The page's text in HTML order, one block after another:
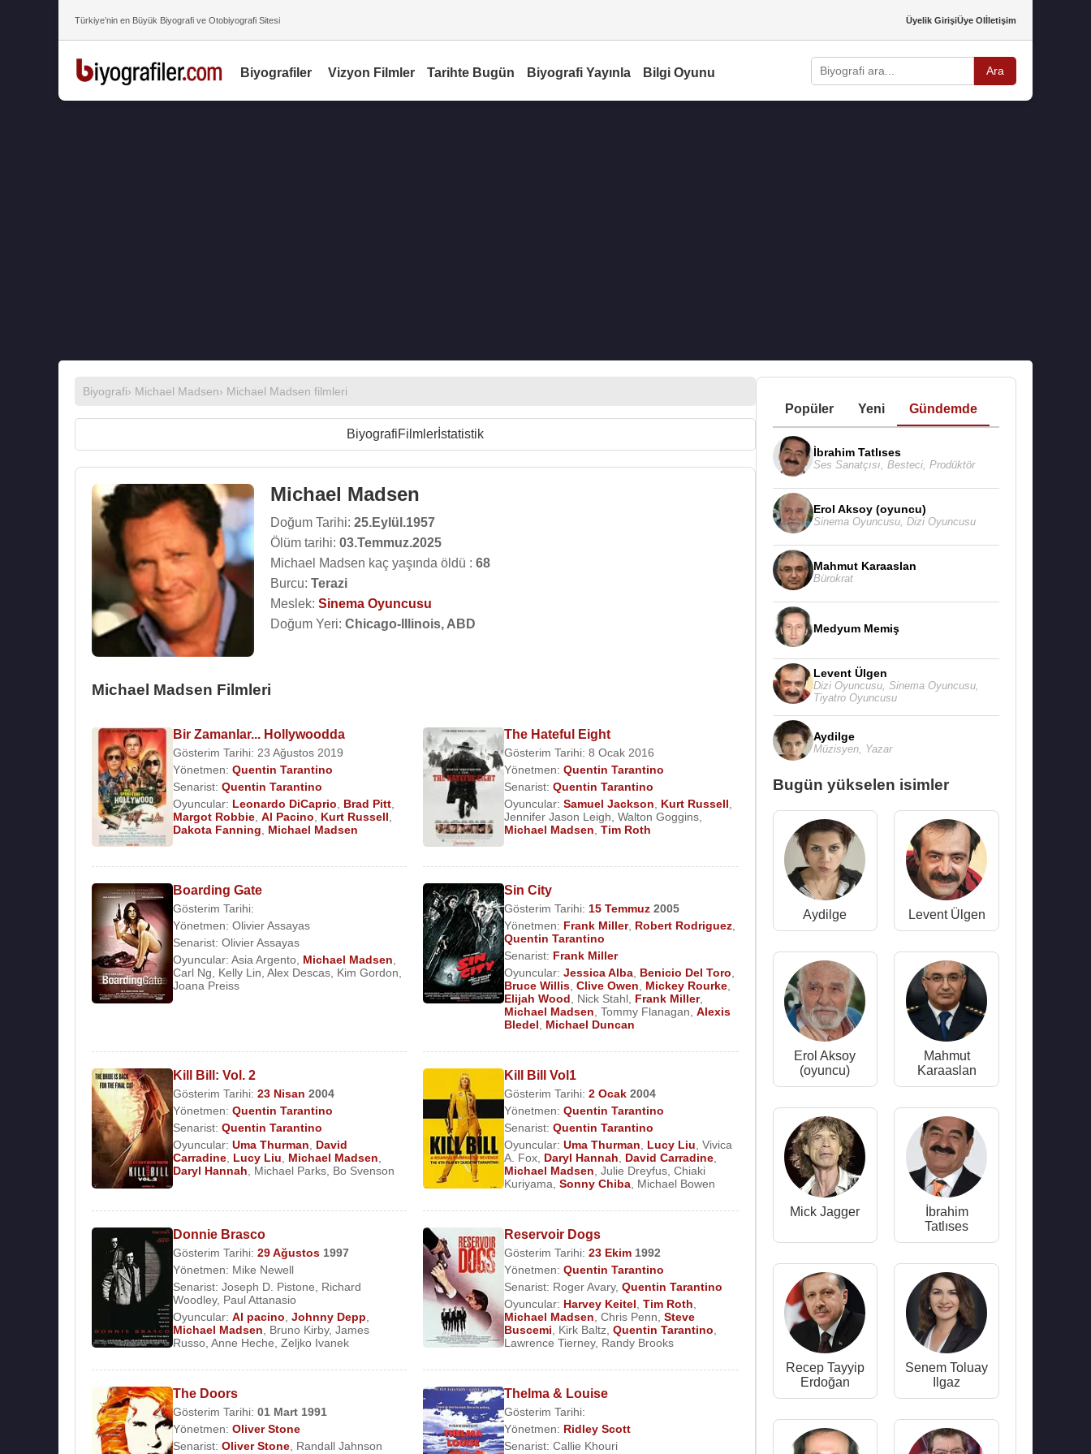
Türkiye’nin en Büyük Biyografi ve Otobiyografi Sitesi Üyelik GirişiÜye Olİletişim
Biyografiler Vizyon Filmler Tarihte Bugün Biyografi Yayınla Bilgi Oyunu Ara
Biyografi› Michael Madsen› Michael Madsen filmleri
BiyografiFilmlerİstatistik
Michael Madsen
Doğum Tarihi: 25.Eylül.1957
Ölüm tarihi: 03.Temmuz.2025
Michael Madsen kaç yaşında öldü : 68
Burcu: Terazi
Meslek: Sinema Oyuncusu
Doğum Yeri: Chicago-Illinois, ABD
Michael Madsen Filmleri
Bir Zamanlar... Hollywoodda
Gösterim Tarihi: 23 Ağustos 2019
Yönetmen: Quentin Tarantino
Senarist: Quentin Tarantino
Oyuncular: Leonardo DiCaprio Brad Pitt
Margot Robbie Al Pacino Kurt Russell
Dakota Fanning
Michael Madsen
The Hateful Eight
Gösterim Tarihi: 8 Ocak 2016
Yönetmen:Quentin Tarantino
Senarist:Quentin Tarantino
Oyuncular:Samuel Jackson Kurt Russell
Jennifer Jason Leigh ,Walton Goggins
Michael Madsen ,Tim Roth
Boarding Gate
Gösterim Tarihi:
Yönetmen: Olivier Assayas
Senarist: Olivier Assayas
Oyuncular: Asia Argento, Michael Madsen,
Carl Ng, Kelly Lin, Alex Descas, Kim Gordon,
Joana Preiss
Sin City
Gösterim Tarihi:15 Temmuz 2005
Yönetmen: Frank Miller, Robert Rodriguez,
Quentin Tarantino
Senarist: Frank Miller
Oyuncular:Jessica Alba, Benicio Del Toro,
Bruce Willis,Clive Owen, Mickey Rourke,
Elijah Wood, Nick Stahl, Frank Miller,
Michael Madsen,Tommy Flanagan,Alexis
Bledel, Michael Duncan
Kill Bill: Vol. 2
Gösterim Tarihi: 23 Nisan 2004
Yönetmen: Quentin Tarantino
Senarist: Quentin Tarantino
Oyuncular: Uma Thurman, David
Carradine, Lucy Liu, Michael Madsen,
Daryl Hannah, Michael Parks, Bo Svenson
Kill Bill Vol1
Gösterim Tarihi:2 Ocak 2004
Yönetmen:Quentin Tarantino
Senarist:Quentin Tarantino
Oyuncular:Uma Thurman, Lucy Liu,Vivica
A. Fox, Daryl Hannah, David Carradine,
Michael Madsen,Julie Dreyfus,Chiaki
Kuriyama,Sonny Chiba, Michael Bowen
Donnie Brasco
Gösterim Tarihi: 29 Ağustos 1997
Yönetmen: Mike Newell
Senarist: Joseph D. Pistone, Richard
Woodley, Paul Attanasio
Oyuncular: Al pacino, Johnny Depp,
Michael Madsen, Bruno Kirby, James
Russo, Anne Heche, Zeljko Ivanek
Reservoir Dogs
Gösterim Tarihi:23 Ekim 1992
Yönetmen:Quentin Tarantino
Senarist: Roger Avary,Quentin Tarantino
Oyuncular: Harvey Keitel,Tim Roth,
Michael Madsen,Chris Penn,Steve
Buscemi, Kirk Baltz,Quentin Tarantino,
Lawrence Tierney, Randy Brooks
The Doors
Gösterim Tarihi: 01 Mart 1991
Yönetmen: Oliver Stone
Senarist: Oliver Stone, Randall Jahnson
Thelma & Louise
Gösterim Tarihi:
Yönetmen: Ridley Scott
Senarist:Callie Khouri
Popüler Yeni Gündemde
İbrahim Tatlıses
Ses Sanatçısı Besteci, Prodüktör
Erol Aksoy (oyuncu)
Sinema Oyuncusu, Dizi Oyuncusu
Mahmut Karaaslan
Bürokrat
Medyum Memiş
Levent Ülgen
Dizi Oyuncusu, Sinema Oyuncusu,
Tiyatro Oyuncusu
Aydilge
Müzisyen, Yazar
Bugün yükselen isimler
Aydilge Levent Ülgen
Erol Aksoy
(oyuncu)
Mahmut
Karaaslan
Mick Jagger
İbrahim
Tatlıses
Recep Tayyip
Erdoğan
Senem Toluay
Ilgaz